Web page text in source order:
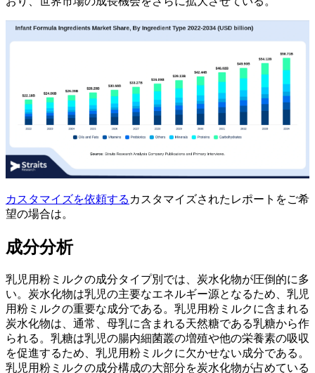
カスタマイズを依頼する カスタマイズされたレポートをご希
望の場合は。
成分分析
乳児用粉ミルクの成分タイプ別では、炭水化物が圧倒的に多
い。炭水化物は乳児の主要なエネルギー源となるため、乳児
用粉ミルクの重要な成分である。乳児用粉ミルクに含まれる
炭水化物は、通常、母乳に含まれる天然糖である乳糖から作
られる。乳糖は乳児の腸内細菌叢の増殖や他の栄養素の吸収
を促進するため、乳児用粉ミルクに欠かせない成分である。
乳児用粉ミルクの成分構成の大部分を炭水化物が占めている